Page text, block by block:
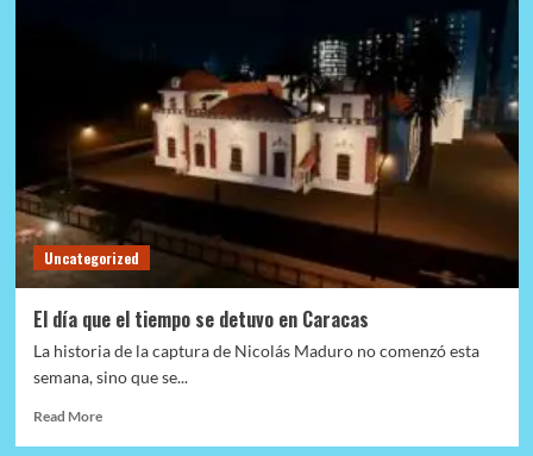
Uncategorized
El día que el tiempo se detuvo en Caracas
La historia de la captura de Nicolás Maduro no comenzó esta
semana, sino que se...
Read MoreRead